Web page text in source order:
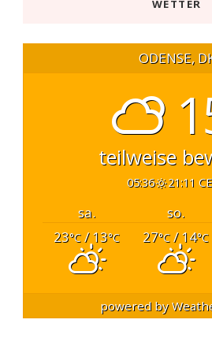
WETTER
ODENSE,
teilweise
05:36 21:11
sa. so.
23°C / 13°C 27°C / 14°C
powered by